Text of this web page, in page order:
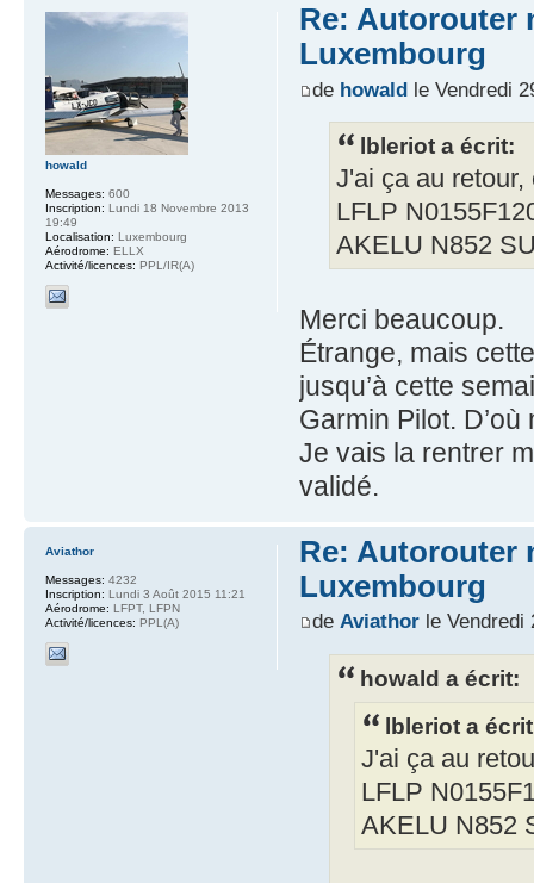
Re: Autorouter
Luxembourg
de howaldle Vendredi
lbleriot a écrit:
J'ai ça au
LFLP
AKELU N852
Merci beaucoup.
Étrange, mais
jusqu’à cette
Garmin Pilot.
Je vais la rentrer
validé.
howald
Messages: 600
Inscription: Lundi 18 Novembre 2013
19:49
Localisation: Luxembourg
Aérodrome: ELLX
Activité/licences: PPL/IR(A)
Re: Autorouter
Luxembourg
de Aviathorle Vendredi
howald a écrit:
lbleriot a
J'ai ça au
LFLP
AKELU N852
Aviathor
Messages: 4232
Inscription: Lundi 3 Août 2015 11:21
Aérodrome: LFPT, LFPN
Activité/licences: PPL(A)